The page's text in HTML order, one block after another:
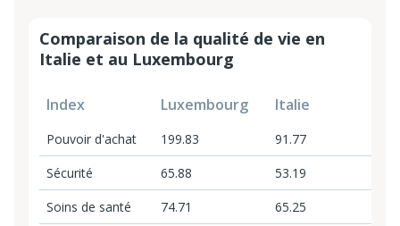
Comparaison de la qualité de vie en
Italie et au Luxembourg
Index Luxembourg Italie
Pouvoir d'achat 199.83
91.77
Sécurité
65.88
53.19
Soins de santé
74.71
65.25